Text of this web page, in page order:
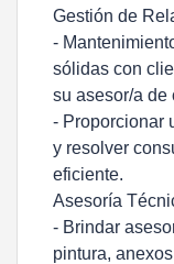
Gestión de
-
sólidas con
su asesor/a de
- Proporcionar
y resolver
eficiente.
Asesoría
- Brindar
pintura,